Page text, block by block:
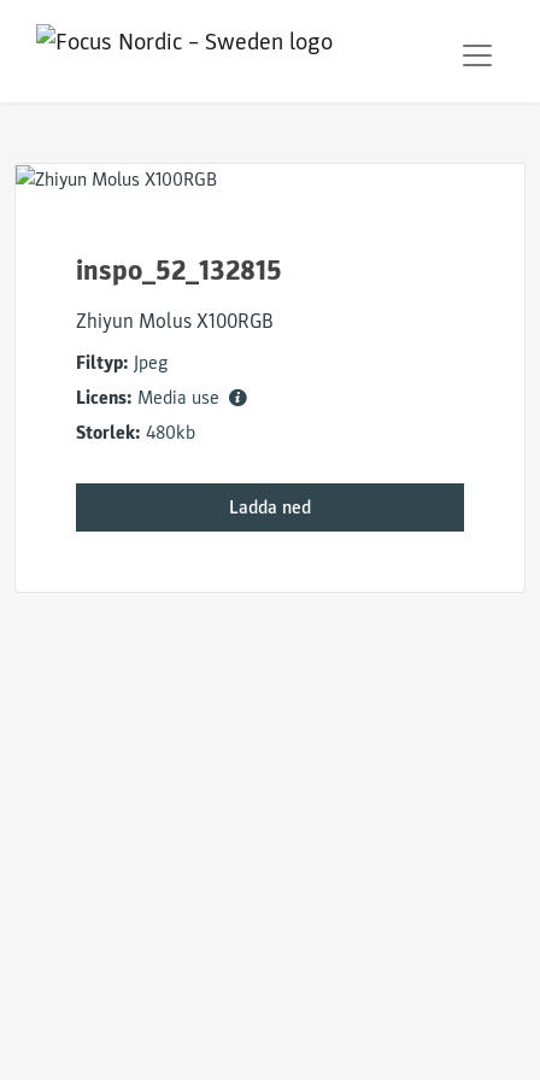
inspo_52_132815
Zhiyun Molus X100RGB
Filtyp: Jpeg
Licens: Media use
Storlek: 480kb
Ladda ned